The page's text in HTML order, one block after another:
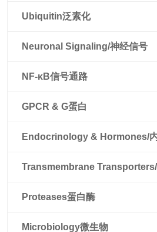
Ubiquitin泛素化
Neuronal Signaling/神经信号
NF-κB信号通路
GPCR & G蛋白
Endocrinology & Hormones/
Transmembrane
Proteases蛋白酶
Microbiology微生物